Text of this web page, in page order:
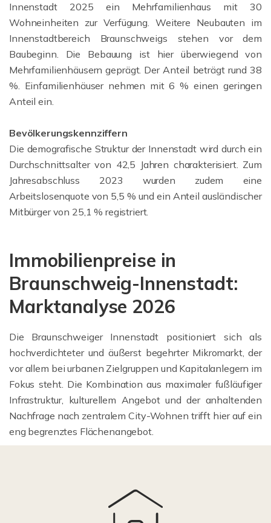
Innenstadt 2025 ein Mehrfamilienhaus mit 30
Wohneinheiten zur Verfügung. Weitere Neubauten im
Innenstadtbereich Braunschweigs stehen vor dem
Baubeginn. Die Bebauung ist hier überwiegend von
Mehrfamilienhäusern geprägt. Der Anteil beträgt rund 38
%. Einfamilienhäuser nehmen mit 6 % einen geringen
Anteil ein.
Bevölkerungskennziffern
Die demografische Struktur der Innenstadt wird durch ein
Durchschnittsalter von 42,5 Jahren charakterisiert. Zum
Jahresabschluss 2023 wurden zudem eine
Arbeitslosenquote von 5,5 % und ein Anteil ausländischer
Mitbürger von 25,1 % registriert.
Immobilienpreise in
Braunschweig-Innenstadt:
Marktanalyse 2026
Die Braunschweiger Innenstadt positioniert sich als
hochverdichteter und äußerst begehrter Mikromarkt, der
vor allem bei urbanen Zielgruppen und Kapitalanlegern im
Fokus steht. Die Kombination aus maximaler fußläufiger
Infrastruktur, kulturellem Angebot und der anhaltenden
Nachfrage nach zentralem City-Wohnen trifft hier auf ein
eng begrenztes Flächenangebot.